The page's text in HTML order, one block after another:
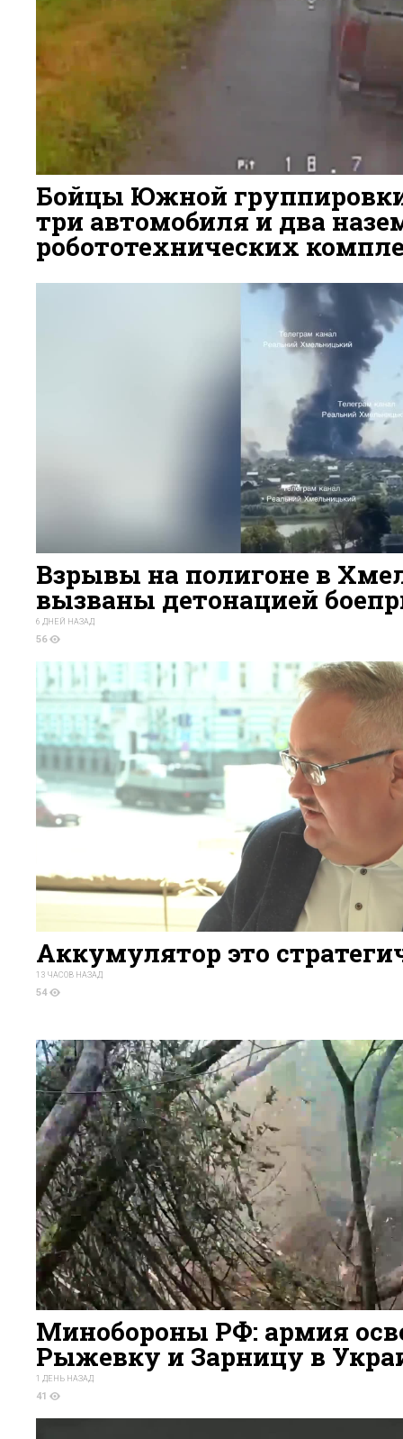
Бойцы Южной
три автомобиля и два
робототехнических
63
Взрывы на полигоне в
вызваны детонацией
6 ДНЕЙ НАЗАД
56
Аккумулятор это
13 ЧАСОВ НАЗАД
54
Минобороны РФ: армия
Рыжевку и Зарницу в
1 ДЕНЬ НАЗАД
41